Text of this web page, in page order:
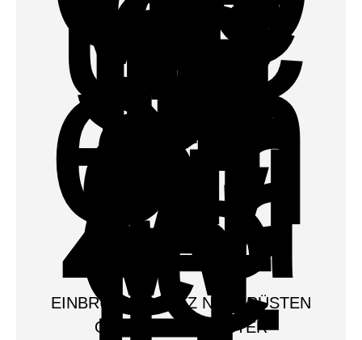
EINBRUCHSCHUTZ NACHRÜSTEN
OHNE NEUE FENSTER